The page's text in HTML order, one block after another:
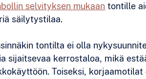
selvityksen mukaan tontille
säilytystilaa.
tontilta ei olla
sijaitsevaa kerrostaloa, mikä
Toiseksi, korjaamotilat